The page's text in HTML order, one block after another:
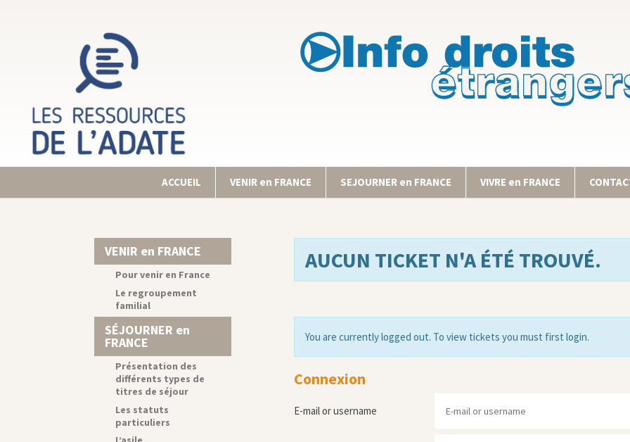
ACCUEIL VENIR en FRANCE SEJOURNER en FRANCE VIVRE en FRANCE
AUCUN TICKET N'A ÉTÉ TROUVÉ.
You are currently logged out. To view tickets you must first login.
Connexion
E-mail or username
VENIR en FRANCE
Pour venir en France
Le regroupement
familial
SÉJOURNER en
FRANCE
Présentation des
différents types de
titres de séjour
Les statuts
particuliers